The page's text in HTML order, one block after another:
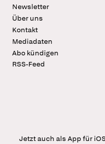
Newsletter
Über uns
Kontakt
Mediadaten
Abo kündigen
RSS-Feed
Jetzt auch als App für